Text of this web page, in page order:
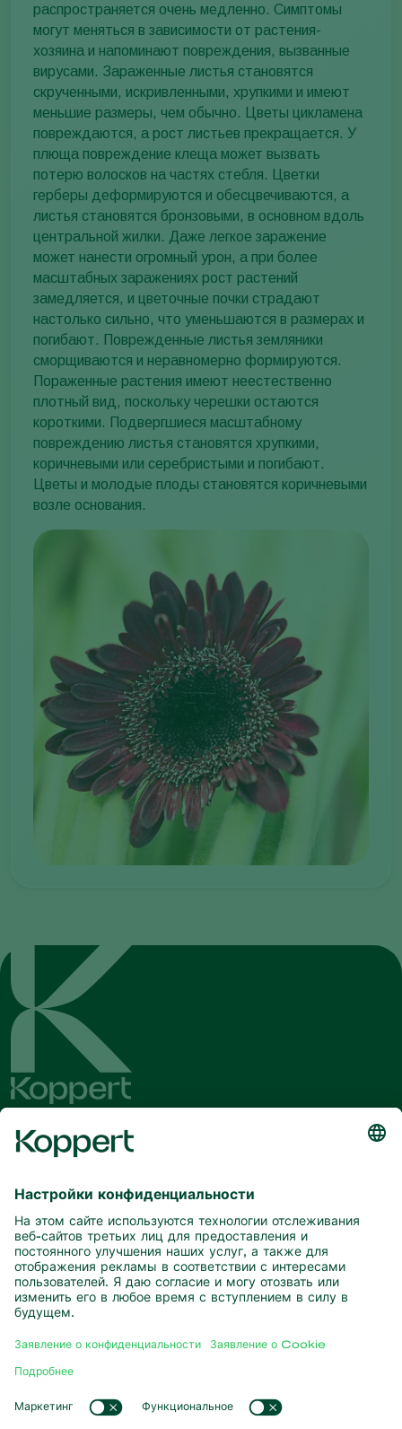
распространяется очень медленно. Симптомы
могут меняться в зависимости от растения-
хозяина и напоминают повреждения, вызванные
вирусами. Зараженные листья становятся
скрученными, искривленными, хрупкими и имеют
меньшие размеры, чем обычно. Цветы цикламена
повреждаются, а рост листьев прекращается. У
плюща повреждение клеща может вызвать
потерю волосков на частях стебля. Цветки
герберы деформируются и обесцвечиваются, а
листья становятся бронзовыми, в основном вдоль
центральной жилки. Даже легкое заражение
может нанести огромный урон, а при более
масштабных заражениях рост растений
замедляется, и цветочные почки страдают
настолько сильно, что уменьшаются в размерах и
погибают. Поврежденные листья земляники
сморщиваются и неравномерно формируются.
Пораженные растения имеют неестественно
плотный вид, поскольку черешки остаются
короткими. Подвергшиеся масштабному
повреждению листья становятся хрупкими,
коричневыми или серебристыми и погибают.
Цветы и молодые плоды становятся коричневыми
возле основания.
и актуальной информации
Подписаться здесь
Партнерство с природой
Паразитические осы
Полезные нематоды
Полезные микроорганизмы
О компании Koppert
Новости и информация
Популярные ссылки